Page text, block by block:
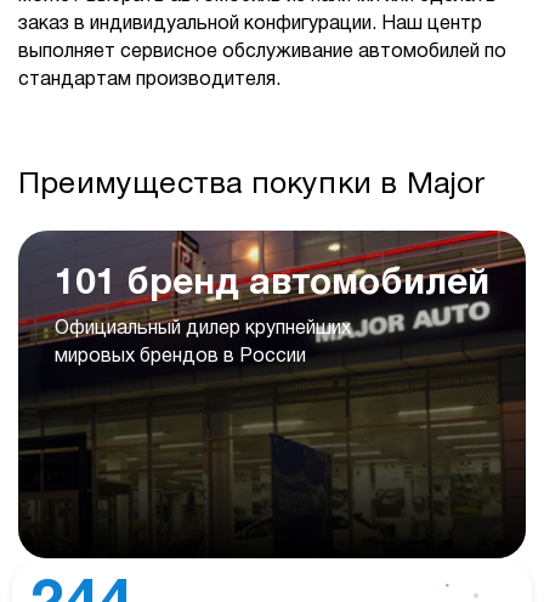
заказ в индивидуальной конфигурации. Наш центр
выполняет сервисное обслуживание автомобилей по
стандартам производителя.
Преимущества покупки в Major
101 бренд автомобилей
Официальный дилер крупнейших
мировых брендов в России